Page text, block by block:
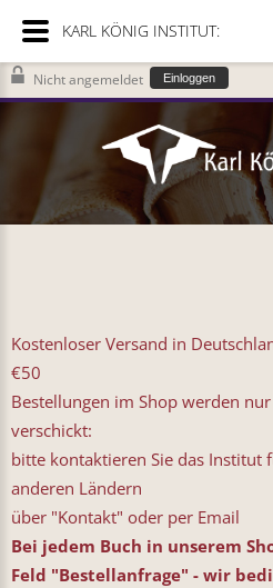
Nicht angemeldet Einloggen
Kostenloser Versand in
€50
Bestellungen im Shop werden
verschickt:
bitte kontaktieren Sie das Institut
anderen Ländern
über "Kontakt" oder per Email
Bei jedem Buch in unserem
Feld "Bestellanfrage" - wir
KARL KÖNIG INSTITUT: